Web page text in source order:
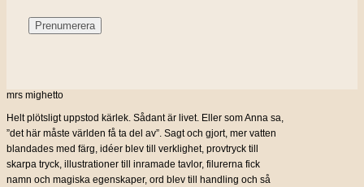
mrs mighetto
Helt plötsligt uppstod kärlek. Sådant är livet. Eller som Anna sa,
”det här måste världen få ta del av”. Sagt och gjort, mer vatten
blandades med färg, idéer blev till verklighet, provtryck till
skarpa tryck, illustrationer till inramade tavlor, filurerna fick
namn och magiska egenskaper, ord blev till handling och så